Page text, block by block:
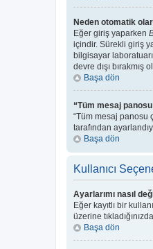
Neden otomatik
Eğer giriş yaparken
içindir. Sürekli giriş
bilgisayar
devre dışı bırakmış
Başa dön
“Tüm mesaj
“Tüm mesaj panosu
tarafından
Başa dön
Kullanıcı
Ayarlarımı nasıl
Eğer kayıtlı bir
üzerine
Başa dön